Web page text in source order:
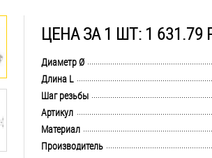
ЦЕНА ЗА 1 ШТ: 1 631.79
Диаметр Ø
Длина L
Шаг резьбы
Артикул
Материал
Производитель